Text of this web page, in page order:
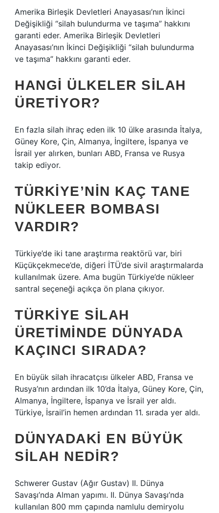
Amerika Birleşik Devletleri Anayasası’nın İkinci
Değişikliği “silah bulundurma ve taşıma” hakkını
garanti eder. Amerika Birleşik Devletleri
Anayasası’nın İkinci Değişikliği “silah bulundurma
ve taşıma” hakkını garanti eder.
HANGI ÜLKELER SILAH
ÜRETIYOR?
En fazla silah ihraç eden ilk 10 ülke arasında İtalya,
Güney Kore, Çin, Almanya, İngiltere, İspanya ve
İsrail yer alırken, bunları ABD, Fransa ve Rusya
takip ediyor.
TÜRKIYE’NIN KAÇ TANE
NÜKLEER BOMBASI
VARDIR?
Türkiye’de iki tane araştırma reaktörü var, biri
Küçükçekmece’de, diğeri İTÜ’de sivil araştırmalarda
kullanılmak üzere. Ama bugün Türkiye’de nükleer
santral seçeneği açıkça ön plana çıkıyor.
TÜRKIYE SILAH
ÜRETIMINDE DÜNYADA
KAÇINCI SIRADA?
En büyük silah ihracatçısı ülkeler ABD, Fransa ve
Rusya’nın ardından ilk 10’da İtalya, Güney Kore, Çin,
Almanya, İngiltere, İspanya ve İsrail yer aldı.
Türkiye, İsrail’in hemen ardından 11. sırada yer aldı.
DÜNYADAKI EN BÜYÜK
SILAH NEDIR?
Schwerer Gustav (Ağır Gustav) II. Dünya
Savaşı’nda Alman yapımı. II. Dünya Savaşı’nda
kullanılan 800 mm çapında namlulu demiryolu